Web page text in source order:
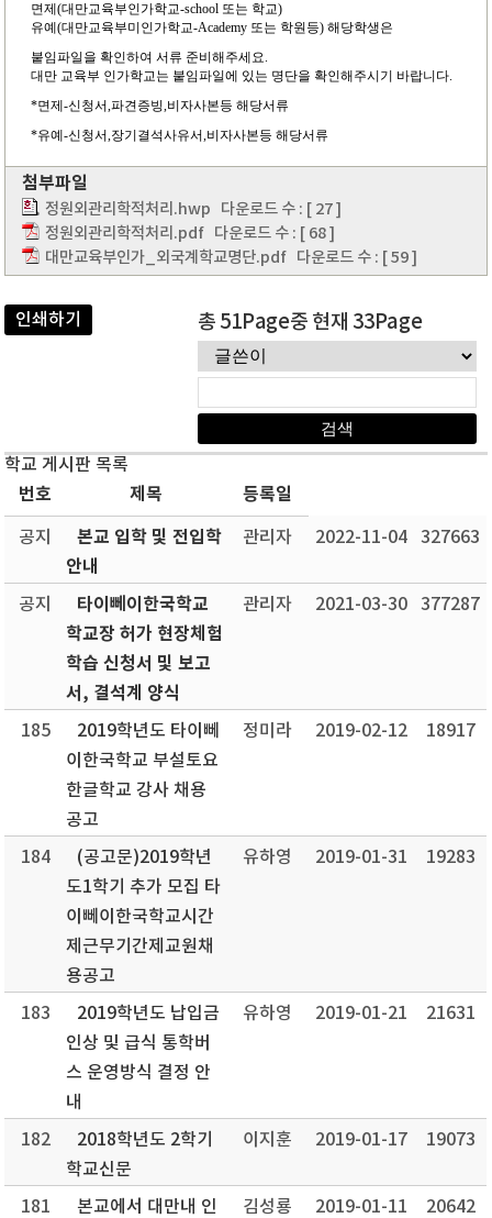
면제(대만교육부인가학교-school 또는 학교)
유예(대만교육부미인가학교-Academy 또는 학원등) 해당학생은
붙임파일을 확인하여 서류 준비해주세요.
대만 교육부 인가학교는 붙임파일에 있는 명단을 확인해주시기 바랍니다.
*면제-신청서,파견증빙,비자사본등 해당서류
*유예-신청서,장기결석사유서,비자사본등 해당서류
첨부파일
정원외관리학적처리.hwp 다운로드 수 : [ 27 ]
정원외관리학적처리.pdf 다운로드 수 : [ 68 ]
대만교육부인가_외국계학교명단.pdf 다운로드 수 : [ 59 ]
인쇄하기 총 51Page중 현재 33Page
학교 게시판 목록
번호 제목 등록일
공지
본교 입학 및 전입학
안내
관리자 2022-11-04 327663
공지
타이뻬이한국학교
학교장 허가 현장체험
학습 신청서 및 보고
서, 결석계 양식
관리자 2021-03-30 377287
185
2019학년도 타이뻬
이한국학교 부설토요
한글학교 강사 채용
공고
정미라 2019-02-12 18917
184
(공고문)2019학년
도1학기 추가 모집 타
이뻬이한국학교시간
제근무기간제교원채
용공고
유하영 2019-01-31 19283
183
2019학년도 납입금
인상 및 급식 통학버
스 운영방식 결정 안
내
유하영 2019-01-21 21631
182
2018학년도 2학기
학교신문
이지훈 2019-01-17 19073
181
본교에서 대만내 인
김성룡 2019-01-11 20642